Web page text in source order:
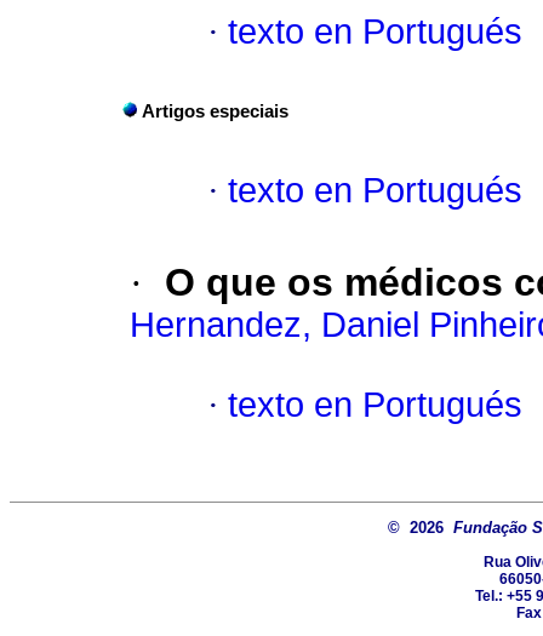
· texto en Portugués
Artigos especiais
· texto en Portugués
· O que os médicos
Hernandez, Daniel
· texto en Portugués
© 2026 Fundação
Rua
Tel.: +55